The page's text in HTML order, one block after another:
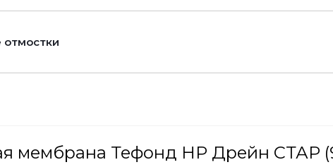
отмостки
мембрана Тефонд НР Дрейн СТАР